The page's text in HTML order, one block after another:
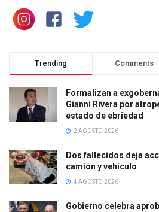
Trending Comments
Formalizan a
Gianni Rivera por
estado de ebriedad
2 AGOSTO 2026
Dos fallecidos deja
camión y vehículo
4 AGOSTO 2026
Gobierno celebra